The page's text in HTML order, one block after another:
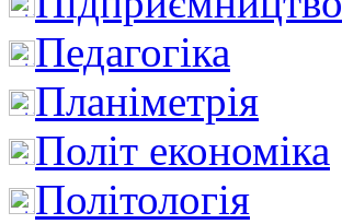
Педагогіка
Планіметрія
Політ економіка
Політологія